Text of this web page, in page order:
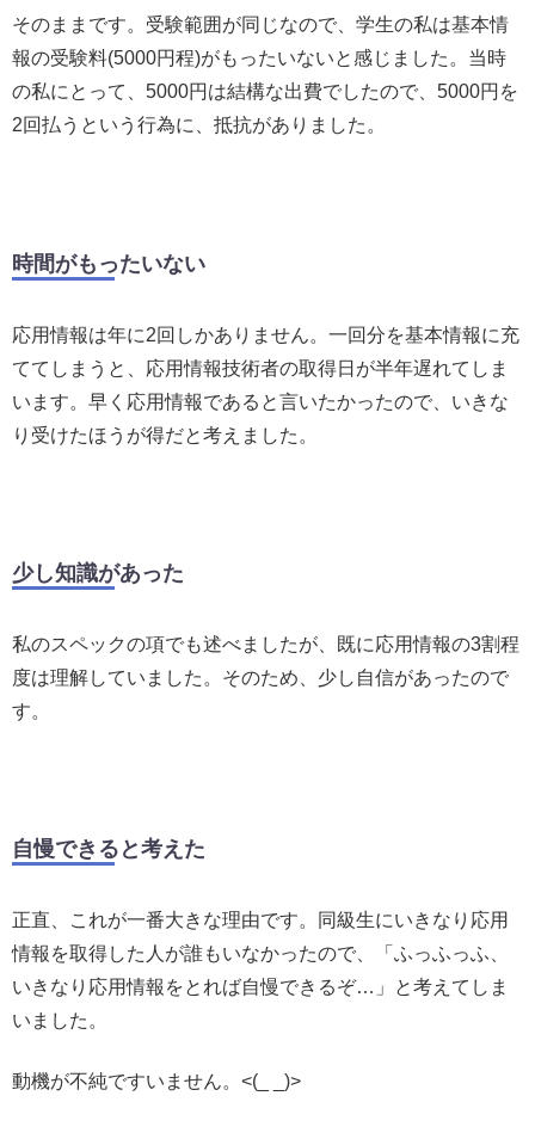
そのままです。受験範囲が同じなので、学生の私は基本情
報の受験料(5000円程)がもったいないと感じました。当時
の私にとって、5000円は結構な出費でしたので、5000円を
2回払うという行為に、抵抗がありました。
時間がもったいない
応用情報は年に2回しかありません。一回分を基本情報に充
ててしまうと、応用情報技術者の取得日が半年遅れてしま
います。早く応用情報であると言いたかったので、いきな
り受けたほうが得だと考えました。
少し知識があった
私のスペックの項でも述べましたが、既に応用情報の3割程
度は理解していました。そのため、少し自信があったので
す。
自慢できると考えた
正直、これが一番大きな理由です。同級生にいきなり応用
情報を取得した人が誰もいなかったので、「ふっふっふ、
いきなり応用情報をとれば自慢できるぞ…」と考えてしま
いました。
動機が不純ですいません。<(_ _)>